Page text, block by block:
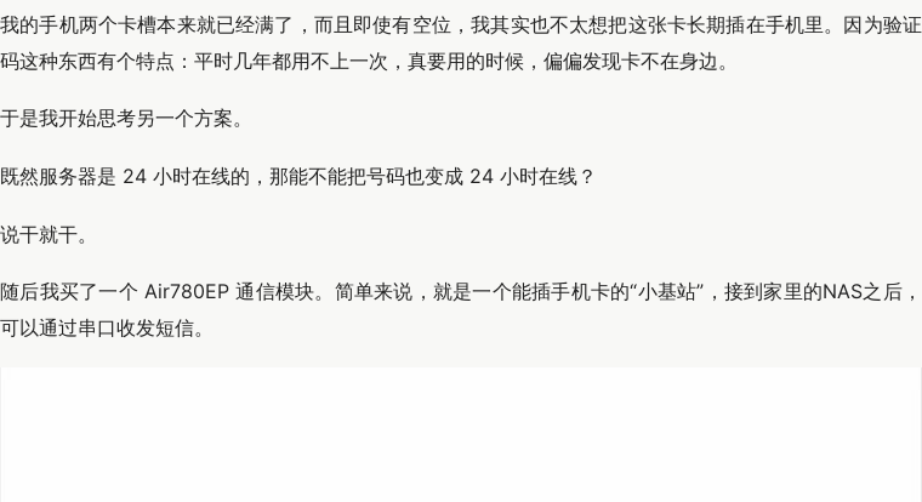
我的手机两个卡槽本来就已经满了，而且即使有空位，我其实也不太想把这张卡长期插在手机里。因为验证
码这种东西有个特点：平时几年都用不上一次，真要用的时候，偏偏发现卡不在身边。
于是我开始思考另一个方案。
既然服务器是 24 小时在线的，那能不能把号码也变成 24 小时在线？
说干就干。
随后我买了一个 Air780EP 通信模块。简单来说，就是一个能插手机卡的“小基站”，接到家里的NAS之后，
可以通过串口收发短信。